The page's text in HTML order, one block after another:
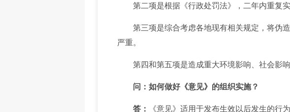
第二项是根据《行政处罚法》，二年内重复实
第三项是综合考虑各地现有相关规定，将伪造
严重。
第四和第五项是造成重大环境影响、社会影响
问：如何做好《意见》的组织实施？
答： 《意见》适用于发布生效以后发生的行